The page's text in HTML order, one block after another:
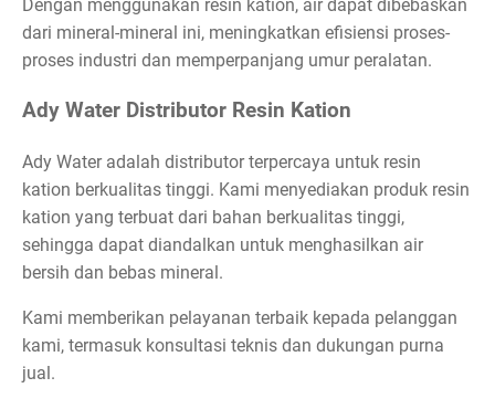
Dengan menggunakan resin kation, air dapat dibebaskan
dari mineral-mineral ini, meningkatkan efisiensi proses-
proses industri dan memperpanjang umur peralatan.
Ady Water Distributor Resin Kation
Ady Water adalah distributor terpercaya untuk resin
kation berkualitas tinggi. Kami menyediakan produk resin
kation yang terbuat dari bahan berkualitas tinggi,
sehingga dapat diandalkan untuk menghasilkan air
bersih dan bebas mineral.
Kami memberikan pelayanan terbaik kepada pelanggan
kami, termasuk konsultasi teknis dan dukungan purna
jual.